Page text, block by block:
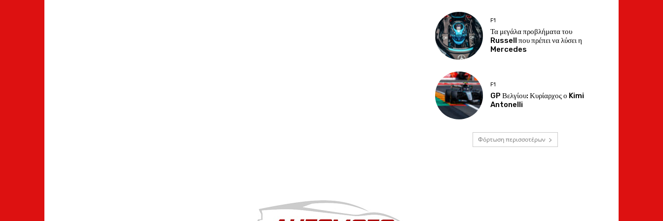
F1
Τα μεγάλα προβλήματα του
Russell που πρέπει να λύσει η
Mercedes
F1
GP Βελγίου: Κυρίαρχος ο Kimi
Antonelli
Φόρτωση περισσοτέρων